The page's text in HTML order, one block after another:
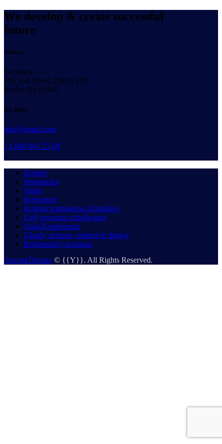
We develop & create successful
future
Address
Germany —
785 15h Street, Office 478
Berlin, De 81566
Say Hello
info@email.com
+1 840 841 25 69
Domov
Spolupráca
Video
Referencie
Kritériá hodnotenia účastníkov
Celý program vzdelávania
Naša Konferencia
Zásady ochrany osobných údajov
Reklamačný poriadok
AncoraThemes © {{Y}}. All Rights Reserved.